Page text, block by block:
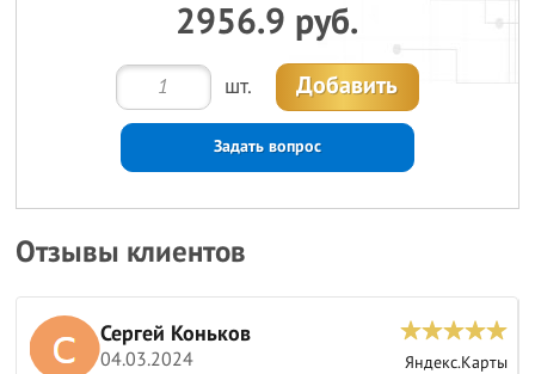
2956.9 руб.
шт. Добавить
Задать вопрос
Отзывы клиентов
Сергей Коньков
04.03.2024 Яндекс.Карты